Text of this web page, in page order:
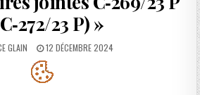
23 P) »
GLAIN
PUBLISHED
DATE:
12 DÉCEMBRE 2024